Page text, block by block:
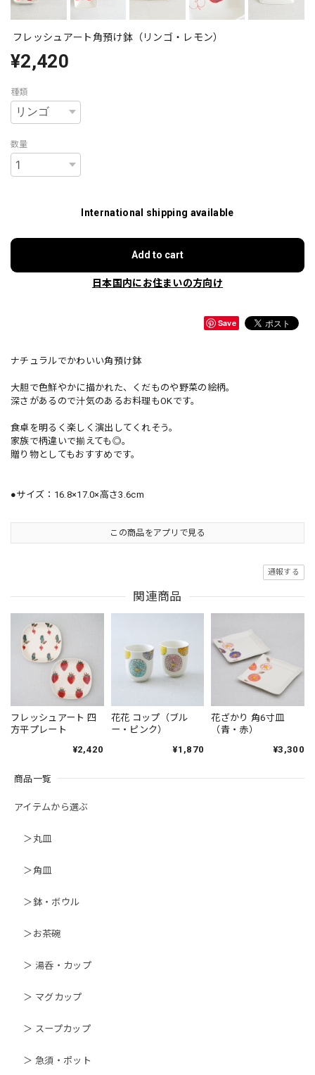
商品一覧
アイテムから選ぶ
＞丸皿
＞角皿
＞鉢・ボウル
＞お茶碗
＞ 湯呑・カップ
＞ マグカップ
＞ スープカップ
＞ 急須・ポット
フレッシュアート角預け鉢（リンゴ・レモン）
¥2,420
種類
数量
International shipping available
Add to cart
日本国内にお住まいの方向け
Save
ナチュラルでかわいい角預け鉢
大胆で色鮮やかに描かれた、くだものや野菜の絵柄。
深さがあるので汁気のあるお料理もOKです。
食卓を明るく楽しく演出してくれそう。
家族で柄違いで揃えても◎。
贈り物としてもおすすめです。
●サイズ：16.8×17.0×高さ3.6cm
この商品をアプリで見る
通報する
関連商品
フレッシュアート 四
方平プレート
¥2,420
花花 コップ（ブル
ー・ピンク）
¥1,870
花ざかり 角6寸皿
（青・赤）
¥3,300